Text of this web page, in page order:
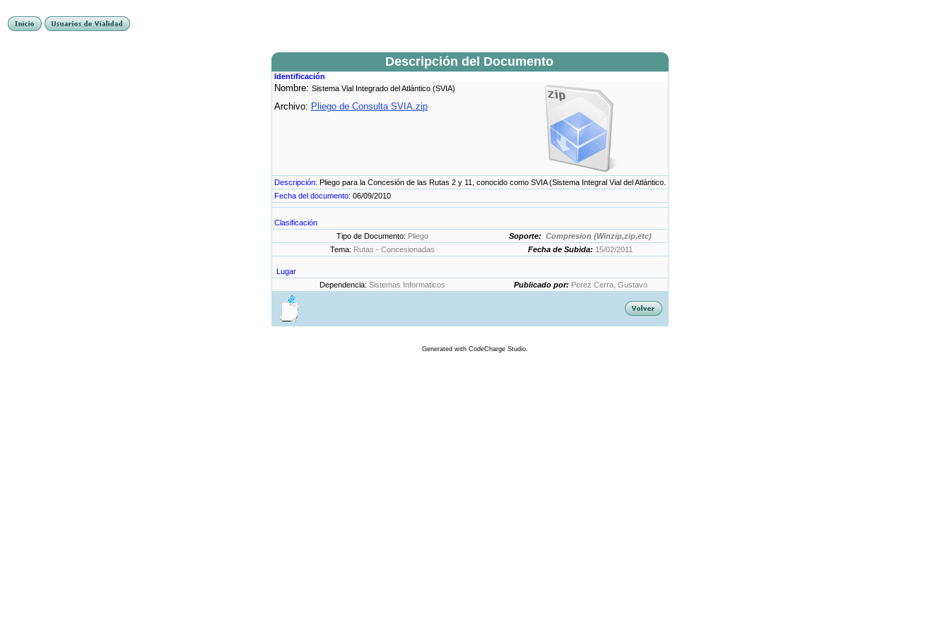
Descripción del Documento
Identificación
Nombre: Sistema Vial Integrado del Atlántico (SVIA)
Archivo: Pliego de Consulta SVIA.zip
Descripción: Pliego para la Concesión de las Rutas 2 y 11, conocido como SVIA (Sistema Integral Vial del Atlántico.
Fecha del documento: 06/09/2010
Clasificación
Tipo de Documento: Pliego Soporte: Compresion (Winzip,zip,etc)
Tema: Rutas - Concesionadas Fecha de Subida: 15/02/2011
Lugar
Dependencia: Sistemas Informaticos Publicado por: Perez Cerra, Gustavo
Generated with CodeCharge Studio.